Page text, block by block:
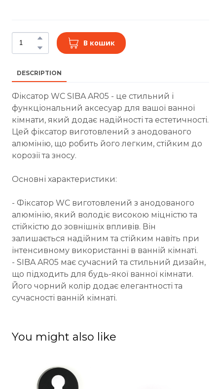
В кошик
DESCRIPTION
Фіксатор WC SIBA AR05 - це стильний і
функціональний аксесуар для вашої ванної
кімнати, який додає надійності та естетичності.
Цей фіксатор виготовлений з анодованого
алюмінію, що робить його легким, стійким до
корозії та зносу.
Основні характеристики:
- Фіксатор WC виготовлений з анодованого
алюмінію, який володіє високою міцністю та
стійкістю до зовнішніх впливів. Він
залишається надійним та стійким навіть при
інтенсивному використанні в ванній кімнаті.
- SIBA AR05 має сучасний та стильний дизайн,
що підходить для будь-якої ванної кімнати.
Його чорний колір додає елегантності та
сучасності ванній кімнаті.
You might also like